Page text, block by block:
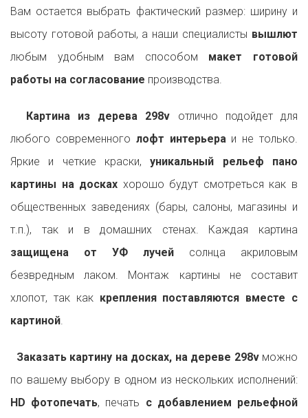
Вам остается выбрать фактический размер: ширину и
высоту готовой работы, а наши специалисты вышлют
любым удобным вам способом макет готовой
работы на согласование производства.
Картина из дерева 298v отлично подойдет для
любого современного лофт интерьераи не только.
Яркие и четкие краски,уникальный рельеф пано
картины на досках хорошо будут смотреться как в
общественных заведениях (бары, салоны, магазины и
т.п.), так и в домашних стенах. Каждая картина
защищена от УФ лучей солнца акриловым
безвредным лаком. Монтаж картины не составит
хлопот, так как крепления поставляются вместе с
картиной.
Заказать картину на досках, на дереве 298vможно
по вашему выбору в одном из нескольких исполнений:
HD фотопечать, печать с добавлением рельефной